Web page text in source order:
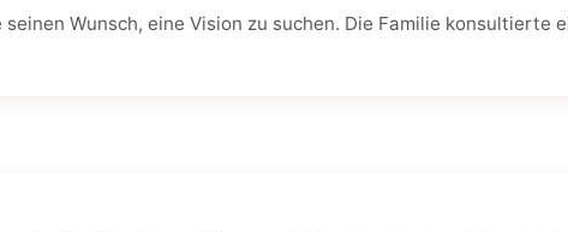
Wunsch, eine Vision zu suchen. Die Familie konsultierte